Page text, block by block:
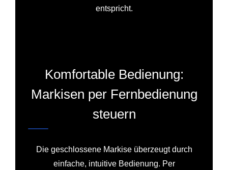
entspricht.
Komfortable Bedienung:
Markisen per Fernbedienung
steuern
Die geschlossene Markise überzeugt durch
einfache, intuitive Bedienung. Per